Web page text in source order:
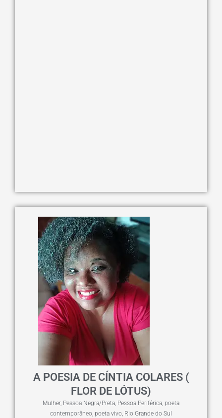
A POESIA DE CÍNTIA COLARES (
FLOR DE LÓTUS)
Mulher, Pessoa Negra/Preta, Pessoa Periférica, poeta
contemporâneo, poeta vivo, Rio Grande do Sul